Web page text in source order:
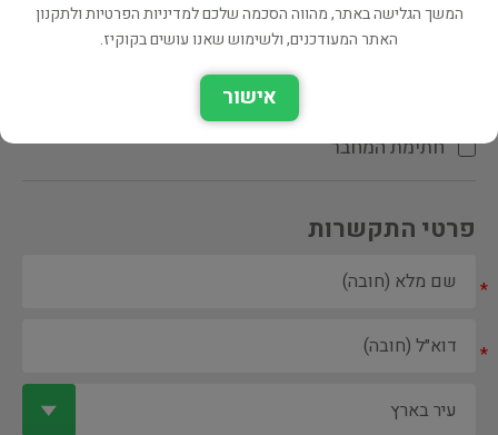
הקדשת המחבר\המתרגם
חתימת המחבר
פרטי התקשרות
*
*
המשך הגלישה באתר, מהווה הסכמה שלכם למדיניות הפרטיות ולתקנון
האתר המעודכנים, ולשימוש שאנו עושים בקוקיז.
אישור